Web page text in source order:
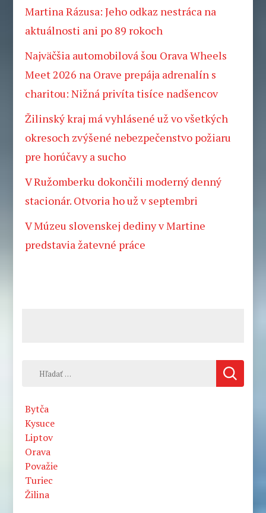
Martina Rázusa: Jeho odkaz nestráca na
aktuálnosti ani po 89 rokoch
Najväčšia automobilová šou Orava Wheels
Meet 2026 na Orave prepája adrenalín s
charitou: Nižná privíta tisíce nadšencov
Žilinský kraj má vyhlásené už vo všetkých
okresoch zvýšené nebezpečenstvo požiaru
pre horúčavy a sucho
V Ružomberku dokončili moderný denný
stacionár. Otvoria ho už v septembri
V Múzeu slovenskej dediny v Martine
predstavia žatevné práce
Hľadať:
Bytča
Kysuce
Liptov
Orava
Považie
Turiec
Žilina